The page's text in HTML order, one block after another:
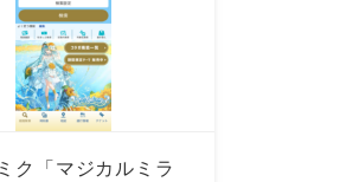
ク「マジカルミラ